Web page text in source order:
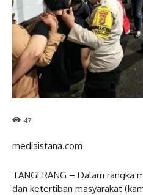
47
mediaistana.com
TANGERANG – Dalam rangka
dan ketertiban masyarakat